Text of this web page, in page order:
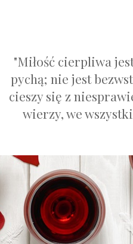
"Miłość cierpliwa
pychą; nie jest
cieszy się z
wierzy, we